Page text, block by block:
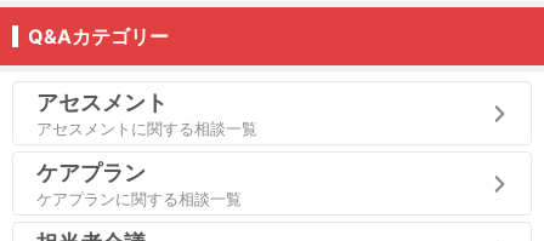
Q&Aカテゴリー
アセスメント
アセスメントに関する相談一覧
ケアプラン
ケアプランに関する相談一覧